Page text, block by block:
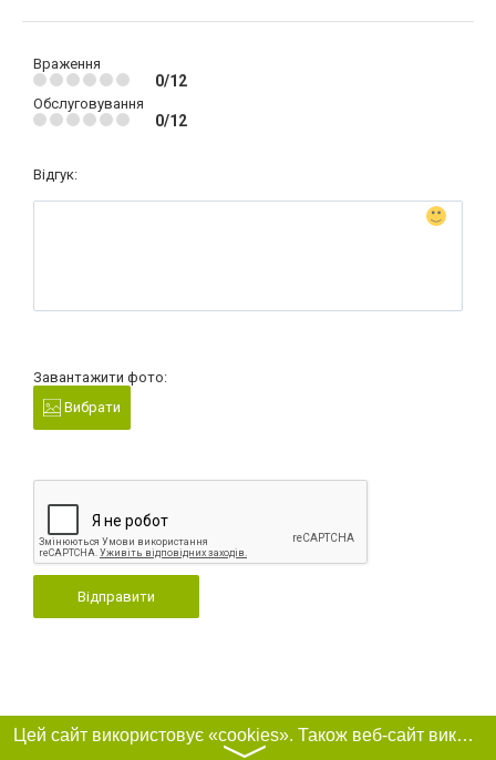
Враження
0/12
Обслуговування
0/12
Відгук:
Завантажити фото:
Вибрати
Відправити
Цей сайт використовує «cookies». Також веб-сайт використовує інтернет-сервіс для збору технічних даних стосовно відвідувачів з метою отримання маркетингової та статистичної інформації. Умови обробки даних відвідувачів сайту див.
〉